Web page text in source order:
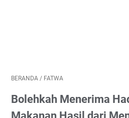
BERANDA / FATWA
Bolehkah Menerima